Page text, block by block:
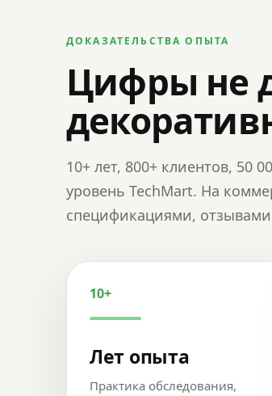
ДОКАЗАТЕЛЬСТВА ОПЫТА
Цифры не
10+ лет, 800+ клиентов, 50
уровень TechMart. На
спецификациями,
10+
Лет опыта
Практика обследования,